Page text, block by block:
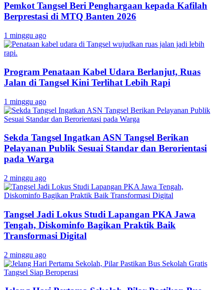
Pemkot Tangsel Beri Penghargaan kepada Kafilah
Berprestasi di MTQ Banten 2026
1 minggu ago
Program Penataan Kabel Udara Berlanjut, Ruas
Jalan di Tangsel Kini Terlihat Lebih Rapi
1 minggu ago
Sekda Tangsel Ingatkan ASN Tangsel Berikan
Pelayanan Publik Sesuai Standar dan Berorientasi
pada Warga
2 minggu ago
Tangsel Jadi Lokus Studi Lapangan PKA Jawa
Tengah, Diskominfo Bagikan Praktik Baik
Transformasi Digital
2 minggu ago